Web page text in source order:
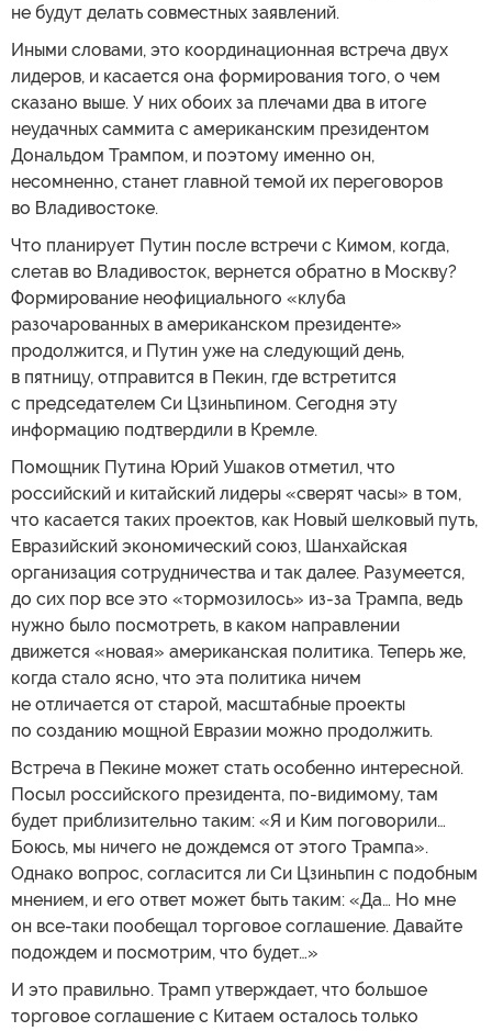
не будут делать совместных заявлений.
Иными словами, это координационная встреча двух
лидеров, и касается она формирования того, о чем
сказано выше. У них обоих за плечами два в итоге
неудачных саммита с американским президентом
Дональдом Трампом, и поэтому именно он,
несомненно, станет главной темой их переговоров
во Владивостоке.
Что планирует Путин после встречи с Кимом, когда,
слетав во Владивосток, вернется обратно в Москву?
Формирование неофициального «клуба
разочарованных в американском президенте»
продолжится, и Путин уже на следующий день,
в пятницу, отправится в Пекин, где встретится
с председателем Си Цзиньпином. Сегодня эту
информацию подтвердили в Кремле.
Помощник Путина Юрий Ушаков отметил, что
российский и китайский лидеры «сверят часы» в том,
что касается таких проектов, как Новый шелковый путь,
Евразийский экономический союз, Шанхайская
организация сотрудничества и так далее. Разумеется,
до сих пор все это «тормозилось» из-за Трампа, ведь
нужно было посмотреть, в каком направлении
движется «новая» американская политика. Теперь же,
когда стало ясно, что эта политика ничем
не отличается от старой, масштабные проекты
по созданию мощной Евразии можно продолжить.
Встреча в Пекине может стать особенно интересной.
Посыл российского президента, по-видимому, там
будет приблизительно таким: «Я и Ким поговорили…
Боюсь, мы ничего не дождемся от этого Трампа».
Однако вопрос, согласится ли Си Цзиньпин с подобным
мнением, и его ответ может быть таким: «Да… Но мне
он все-таки пообещал торговое соглашение. Давайте
подождем и посмотрим, что будет…»
И это правильно. Трамп утверждает, что большое
торговое соглашение с Китаем осталось только